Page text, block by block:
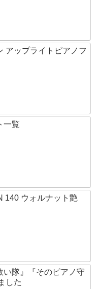
アップライトピアノフ
一覧
140 ウォルナット艶
い隊』『そのピアノ守
した